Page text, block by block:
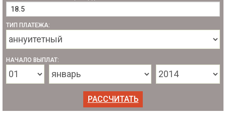
ТИП ПЛАТЕЖА:
НАЧАЛО ВЫПЛАТ: